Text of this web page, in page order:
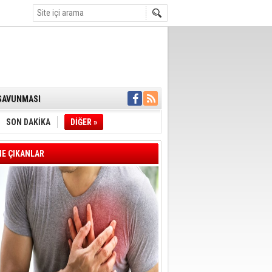
NASIL
BAŞKANI
ALINACAK
TAHLİYE
DERNEĞİ
ÇİZGİMİZ
SON DAKİKA DİĞER »
ÇIKANLAR